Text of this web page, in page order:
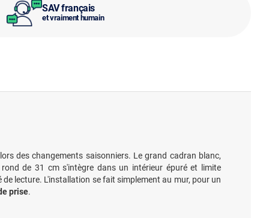
SAV français
et vraiment humain
des changements saisonniers. Le grand cadran blanc,
de 31 cm s'intègre dans un intérieur épuré et limite
lecture. L'installation se fait simplement au mur, pour un
prise.